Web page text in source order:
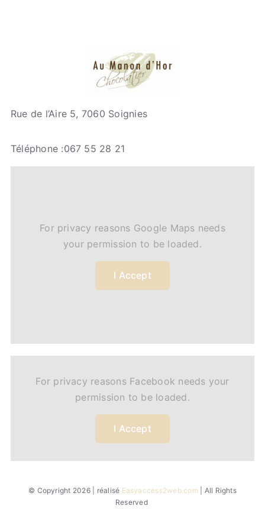
Rue de l’Aire 5, 7060 Soignies
Téléphone :067 55 28 21
For privacy reasons Google Maps needs
your permission to be loaded.
I Accept
For privacy reasons Facebook needs your
permission to be loaded.
I Accept
© Copyright 2026 | réalisé Easyaccess2web.com| All Rights
Reserved